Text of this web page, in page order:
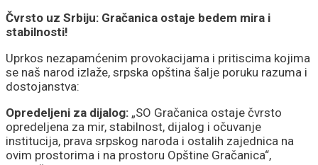
Čvrsto uz Srbiju: Gračanica ostaje bedem mira i
stabilnosti!
Uprkos nezapamćenim provokacijama i pritiscima kojima
se naš narod izlaže, srpska opština šalje poruku razuma i
dostojanstva:
Opredeljeni za dijalog: „SO Gračanica ostaje čvrsto
opredeljena za mir, stabilnost, dijalog i očuvanje
institucija, prava srpskog naroda i ostalih zajednica na
ovim prostorima i na prostoru Opštine Gračanica“,